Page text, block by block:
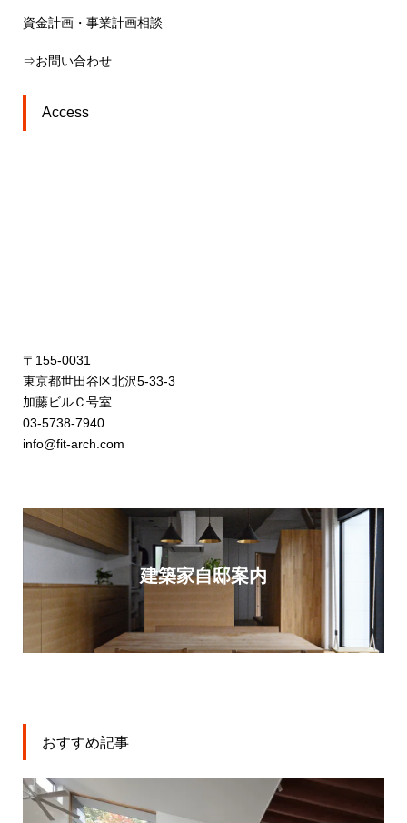
資金計画・事業計画相談
⇒お問い合わせ
Access
〒155-0031
東京都世田谷区北沢5-33-3
加藤ビルＣ号室
03-5738-7940
info@fit-arch.com
建築家自邸案内
おすすめ記事